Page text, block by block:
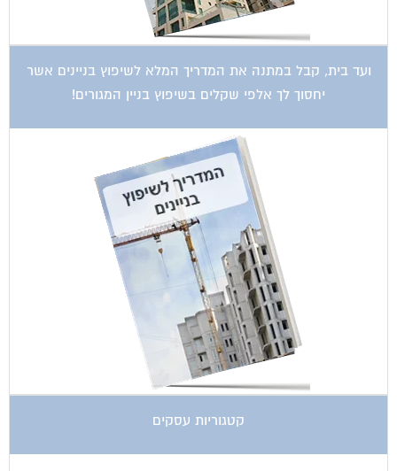
ועד בית, קבל במתנה את המדריך המלא לשיפוץ בניינים אשר
יחסוך לך אלפי שקלים בשיפוץ בניין המגורים!
קטגוריות עסקים